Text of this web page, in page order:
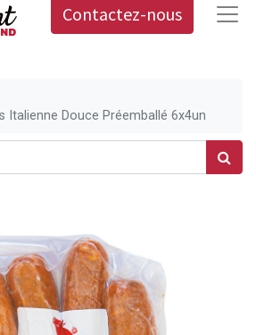
Contactez-nous
Italienne Douce Préemballé 6x4un